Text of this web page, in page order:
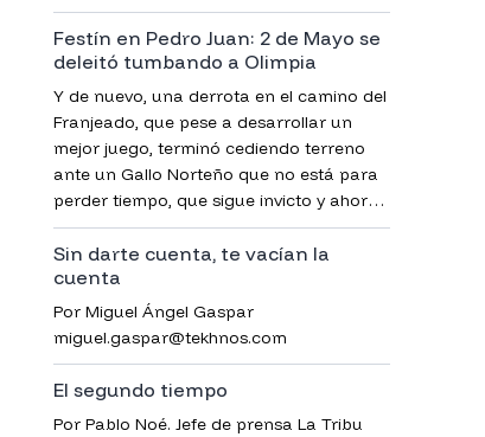
completamente desnudo y, para
sorpresa de los primeros en llegar,
cubierto con una bolsa de plástico de
color negro, confirmó la Policía.
Festín en Pedro Juan: 2 de Mayo se
deleitó tumbando a Olimpia
Y de nuevo, una derrota en el camino del
Franjeado, que pese a desarrollar un
mejor juego, terminó cediendo terreno
ante un Gallo Norteño que no está para
perder tiempo, que sigue invicto y ahora
es único puntero del campeonato.
Sin darte cuenta, te vacían la
cuenta
Por Miguel Ángel Gaspar
miguel.gaspar@tekhnos.com
El segundo tiempo
Por Pablo Noé. Jefe de prensa La Tribu